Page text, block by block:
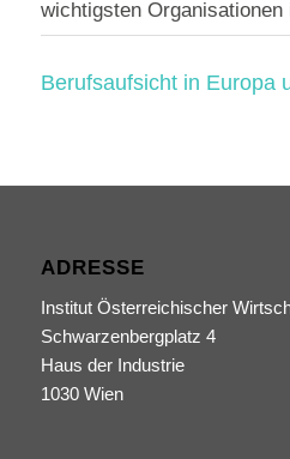
wichtigsten
Berufsaufsicht in Europa
ADRESSE
Institut Österreichischer
Schwarzenbergplatz 4
Haus der Industrie
1030 Wien